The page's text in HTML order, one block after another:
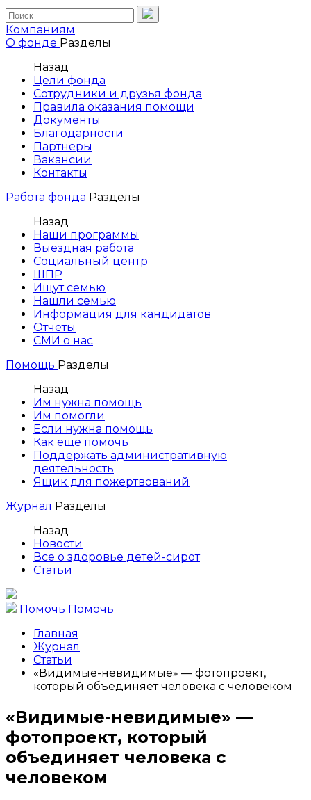
Компаниям
О фонде Разделы
Назад
Цели фонда
Сотрудники и друзья фонда
Правила оказания помощи
Документы
Благодарности
Партнеры
Вакансии
Контакты
Работа фонда Разделы
Назад
Наши программы
Выездная работа
Социальный центр
ШПР
Ищут семью
Нашли семью
Информация для кандидатов
Отчеты
СМИ о нас
Помощь Разделы
Назад
Им нужна помощь
Им помогли
Если нужна помощь
Как еще помочь
Поддержать административную
деятельность
Ящик для пожертвований
Журнал Разделы
Назад
Новости
Все о здоровье детей-сирот
Статьи
Помочь Помочь
Главная
Журнал
Статьи
«Видимые-невидимые» — фотопроект,
который объединяет человека с человеком
«Видимые-невидимые» —
фотопроект, который
объединяет человека с
человеком